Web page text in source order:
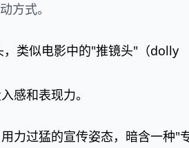
方式。
，类似电影中的"推镜头"（dolly
感和表现力。
力过猛的宣传姿态，暗含一种"